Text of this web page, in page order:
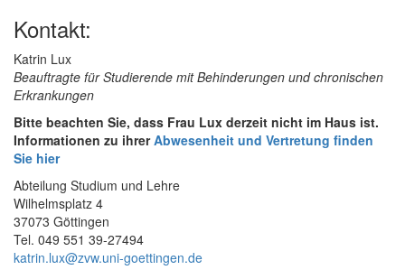
Kontakt:
Katrin Lux
Beauftragte für Studierende mit Behinderungen und chronischen
Erkrankungen
Bitte beachten Sie, dass Frau Lux derzeit nicht im Haus ist.
Informationen zu ihrerAbwesenheit und Vertretung finden
Sie hier
Abteilung Studium und Lehre
Wilhelmsplatz 4
37073 Göttingen
Tel. 049 551 39-27494
katrin.lux@zvw.uni-goettingen.de